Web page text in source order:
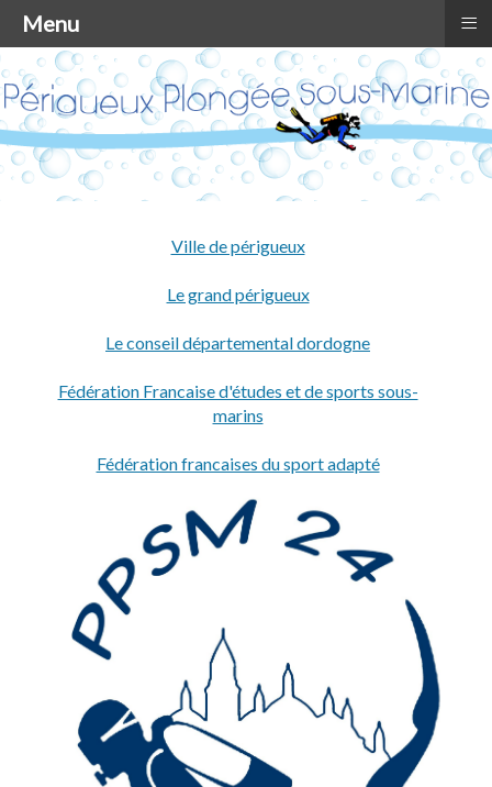
Ville de périgueux
Le grand périgueux
Le conseil départemental dordogne
Fédération Francaise d'études et de sports sous-
marins
Fédération francaises du sport adapté
Menu ≡